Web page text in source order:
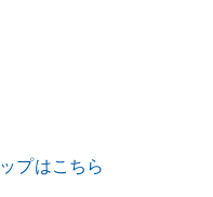
プはこちら